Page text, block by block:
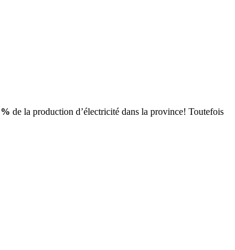
de la production d’électricité dans la province! Toutefois